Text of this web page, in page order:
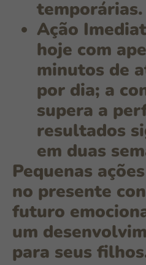
temporárias.
Ação
hoje com
minutos de
por dia; a
supera a
resultados
em duas
Pequenas
no presente
futuro
um
para seus